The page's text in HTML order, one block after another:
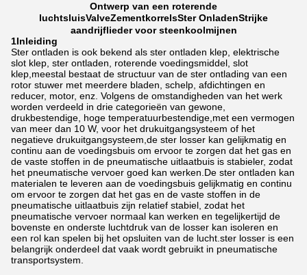
Ontwerp van een roterende
luchtsluisValveZementkorrelsSter OnladenStrijke
aandrijflieder voor steenkoolmijnen
1Inleiding
Ster ontladen is ook bekend als ster ontladen klep, elektrische
slot klep, ster ontladen, roterende voedingsmiddel, slot
klep,meestal bestaat de structuur van de ster ontlading van een
rotor stuwer met meerdere bladen, schelp, afdichtingen en
reducer, motor, enz. Volgens de omstandigheden van het werk
worden verdeeld in drie categorieën van gewone,
drukbestendige, hoge temperatuurbestendige,met een vermogen
van meer dan 10 W, voor het drukuitgangsysteem of het
negatieve drukuitgangsysteem,de ster losser kan gelijkmatig en
continu aan de voedingsbuis om ervoor te zorgen dat het gas en
de vaste stoffen in de pneumatische uitlaatbuis is stabieler, zodat
het pneumatische vervoer goed kan werken.De ster ontladen kan
materialen te leveren aan de voedingsbuis gelijkmatig en continu
om ervoor te zorgen dat het gas en de vaste stoffen in de
pneumatische uitlaatbuis zijn relatief stabiel, zodat het
pneumatische vervoer normaal kan werken en tegelijkertijd de
bovenste en onderste luchtdruk van de losser kan isoleren en
een rol kan spelen bij het opsluiten van de lucht.ster losser is een
belangrijk onderdeel dat vaak wordt gebruikt in pneumatische
transportsystem.